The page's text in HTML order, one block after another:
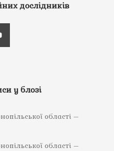
дослідників
у блозі
області –
області –